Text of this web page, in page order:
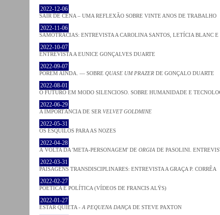
2022-12-06
SAIR DE CENA – UMA REFLEXÃO SOBRE VINTE ANOS DE TRABALHO
2022-11-06
SAMOTRACIAS: ENTREVISTA A CAROLINA SANTOS, LETÍCIA BLANC
2022-10-07
ENTREVISTA A EUNICE GONÇALVES DUARTE
2022-09-07
PORÉM AINDA. — SOBRE QUASE UM PRAZER DE GONÇALO DUARTE
2022-08-01
O FUTURO EM MODO SILENCIOSO. SOBRE HUMANIDADE E
2022-06-29
A IMPORTÂNCIA DE SER VELVET GOLDMINE
2022-05-31
OS ESQUILOS PARA AS NOZES
2022-04-28
À VOLTA DA 'META-PERSONAGEM' DE ORGIA DE PASOLINI.
2022-03-31
PAISAGENS TRANSDISCIPLINARES: ENTREVISTA A GRAÇA P. CORRÊA
2022-02-27
POÉTICA E POLÍTICA (VÍDEOS DE FRANCIS ALŸS)
2022-01-27
ESTAR QUIETA - A PEQUENA DANÇA DE STEVE PAXTON